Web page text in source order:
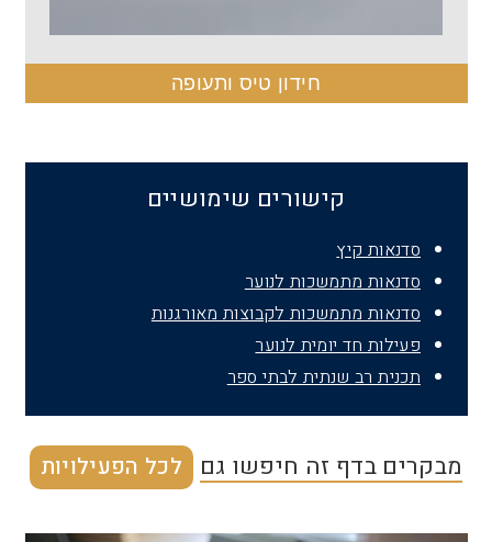
חידון טיס ותעופה
קישורים שימושיים
סדנאות קיץ
סדנאות מתמשכות לנוער
סדנאות מתמשכות לקבוצות מאורגנות
פעילות חד יומית לנוער
תכנית רב שנתית לבתי ספר
מבקרים בדף זה חיפשו גם לכל הפעילויות